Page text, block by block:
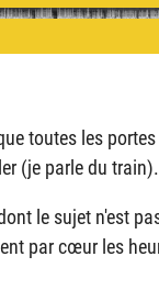
toutes les
(je parle du train).
le sujet n'est
par cœur les